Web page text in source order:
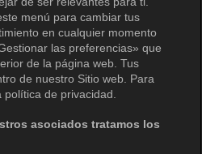
menú para cambiar tus
en cualquier momento
las preferencias» que
de la página web. Tus
de nuestro Sitio web. Para
de privacidad.
asociados tratamos los